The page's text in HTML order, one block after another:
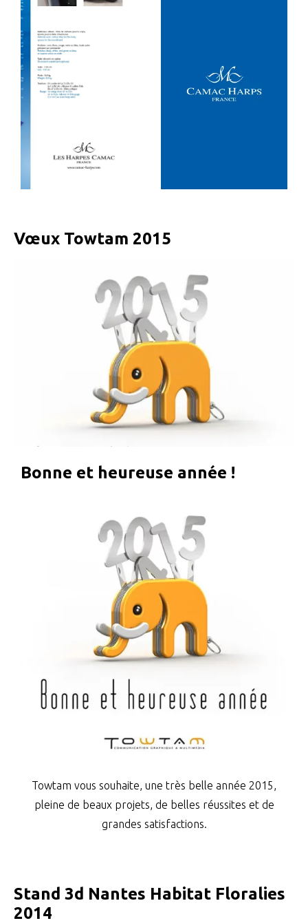
Vœux Towtam 2015
Bonne et heureuse année !
Towtam vous souhaite, une très belle année 2015,
pleine de beaux projets, de belles réussites et de
grandes satisfactions.
Stand 3d Nantes Habitat Floralies
2014